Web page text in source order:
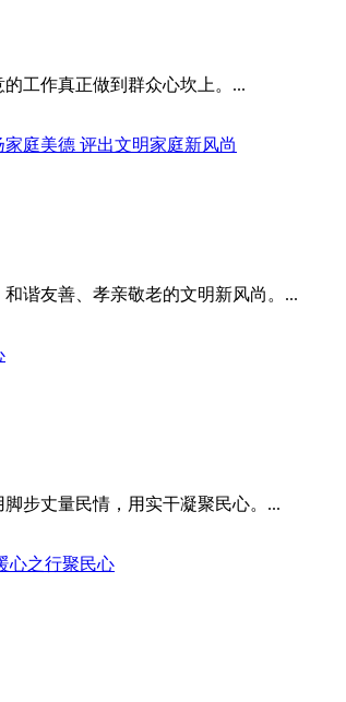
工作真正做到群众心坎上。...
庭美德 评出文明家庭新风尚
谐友善、孝亲敬老的文明新风尚。...
步丈量民情，用实干凝聚民心。...
心之行聚民心